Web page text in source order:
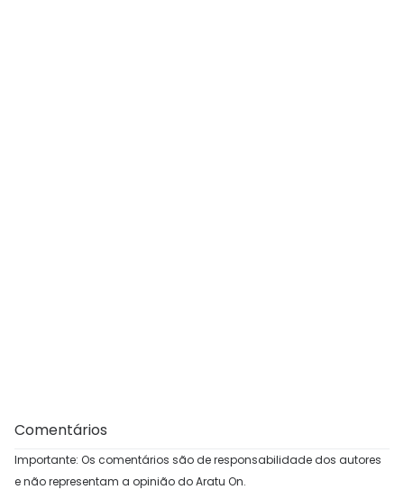
Comentários
Importante: Os comentários são de responsabilidade dos autores
e não representam a opinião do Aratu On.